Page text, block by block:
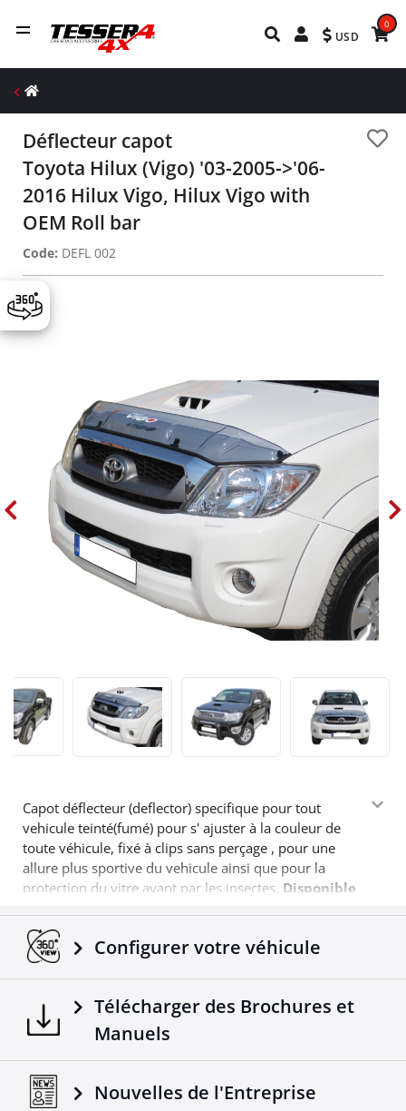
USD
0
Déflecteur capot
Toyota Hilux (Vigo) '03-2005->'06-
2016 Hilux Vigo, Hilux Vigo with
OEM Roll bar
Code: DEFL 002
Capot déflecteur (deflector) specifique pour tout
vehicule teinté(fumé) pour s' ajuster à la couleur de
toute véhicule, fixé à clips sans perçage , pour une
allure plus sportive du vehicule ainsi que pour la
protection du vitre avant par les insectes. Disponible
de plus qui vient s'ajouter dans la gamme déjà réussie
des accessoires Tessera4x4.
Configurer votre véhicule
Télécharger des Brochures et
Manuels
Nouvelles de l'Entreprise